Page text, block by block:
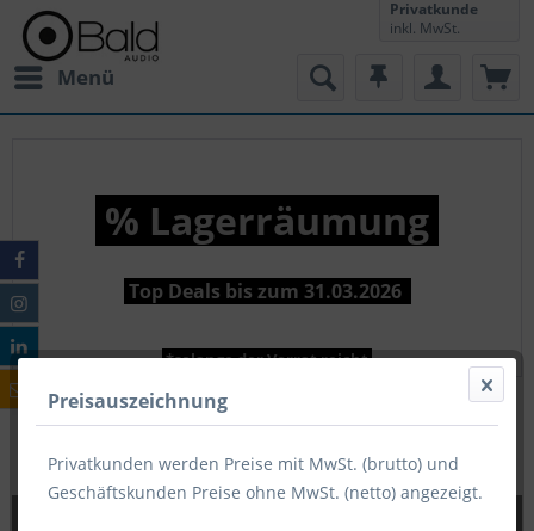
Menü
Privatkunde
inkl. MwSt.
% Lagerräumung
Top Deals bis zum 31.03.2026
*solange der Vorrat reicht
Preisauszeichnung
Privatkunden werden Preise mit MwSt. (brutto) und
Geschäftskunden Preise ohne MwSt. (netto) angezeigt.